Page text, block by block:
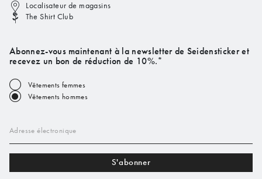
Localisateur de magasins
The Shirt Club
Abonnez-vous maintenant à la newsletter de Seidensticker et
recevez un bon de réduction de 10%.*
Vêtements femmes
Vêtements hommes
Adresse électronique
S'abonner